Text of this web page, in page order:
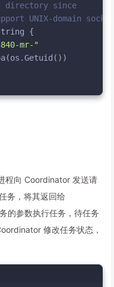
directory since
UNIX-domain
{
mr-"
程向 Coordinator 发送请
务，将其返回给
的参数执行任务，待任务
修改任务状态，